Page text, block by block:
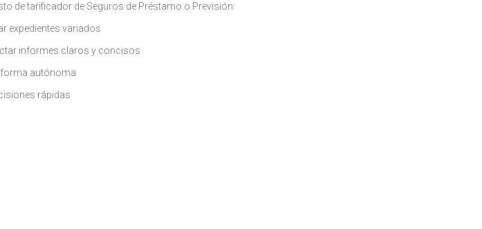
de tarificador de Seguros de Préstamo o Previsión:
expedientes variados
informes claros y concisos
forma autónoma
rápidas